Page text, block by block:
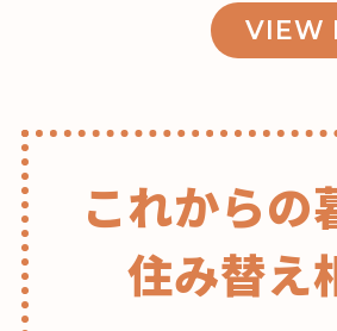
VIEW
これからの
住み替え